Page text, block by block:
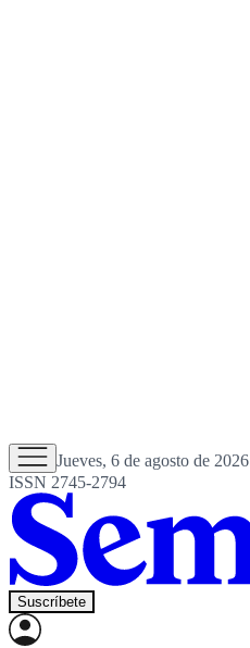
Jueves, 6 de agosto de 2026
ISSN 2745-2794
Suscríbete